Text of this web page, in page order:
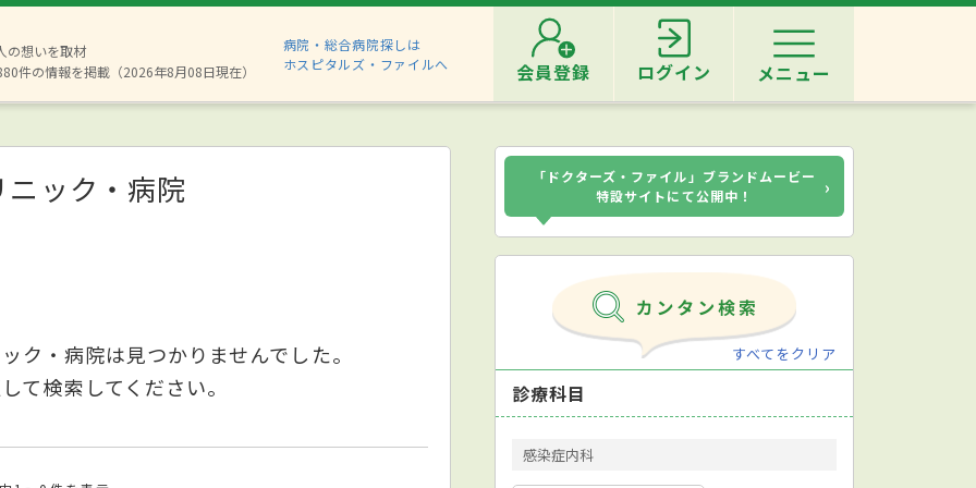
の想いを取材
件の情報を掲載（2026年8月08日現在）
病院・総合病院探しは
ホスピタルズ・ファイルへ
会員登録 ログイン メニュー
ニック・病院
ク・病院は見つかりませんでした。
て検索してください。
「ドクターズ・ファイル」ブランドムービー
特設サイトにて公開中！
›
すべてをクリア
診療科目
感染症内科